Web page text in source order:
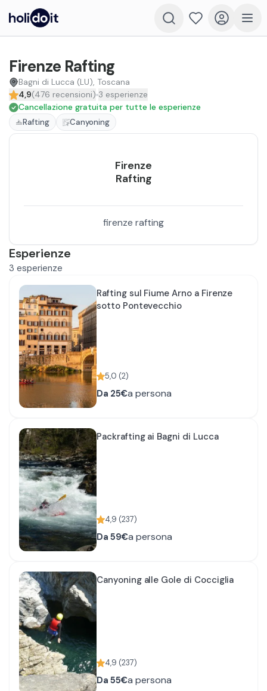
Firenze Rafting
Bagni di Lucca (LU), Toscana
4,9(476 recensioni) 3 esperienze
Cancellazione gratuita per tutte le esperienze
Rafting Canyoning
Esperienze
3 esperienze
Rafting sul Fiume Arno a Firenze
sotto Pontevecchio
5,0 (2)
Da 25€a persona
Packrafting ai Bagni di Lucca
4,9 (237)
Da 59€a persona
Canyoning alle Gole di Cocciglia
4,9 (237)
Da 55€a persona
Firenze
Rafting
firenze rafting